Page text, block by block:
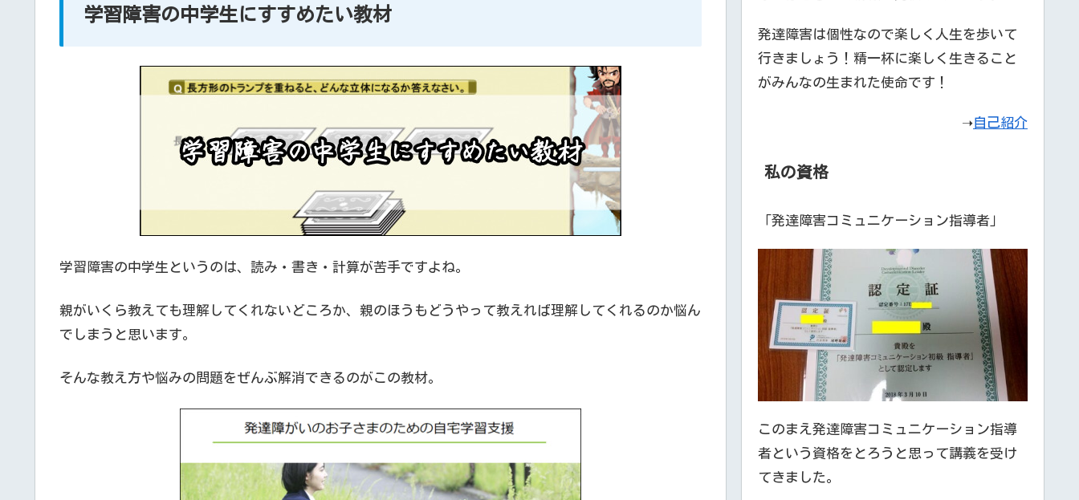
学習障害の中学生にすすめたい教材
学習障害の中学生というのは、読み・書き・計算が苦手ですよね。
親がいくら教えても理解してくれないどころか、親のほうもどうやって教えれば理解してくれるのか悩ん
でしまうと思います。
そんな教え方や悩みの問題をぜんぶ解消できるのがこの教材。
発達障害は個性なので楽しく人生を歩いて
行きましょう！精一杯に楽しく生きること
がみんなの生まれた使命です！
➝自己紹介
私の資格
「発達障害コミュニケーション指導者」
このまえ発達障害コミュニケーション指導
者という資格をとろうと思って講義を受け
てきました。